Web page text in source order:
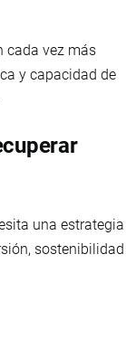
cada vez más
y capacidad de
una estrategia
sostenibilidad